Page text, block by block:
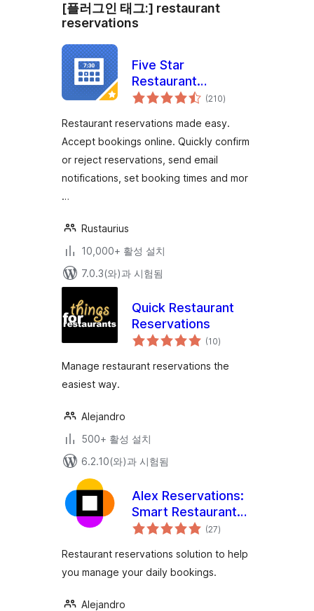
[플러그인 태그:] restaurant
reservations
Five Star
Restaurant
Reservations –
Plugin
(210전
체
점
)
Restaurant reservations made easy.
Accept bookings online. Quickly confirm
or reject reservations, send email
notifications, set booking times and mor
…
Rustaurius
10,000+ 활성 설치
7.0.3(와)과 시험됨
Quick Restaurant
Reservations
(10전
체
점
)
Manage restaurant reservations the
easiest way.
Alejandro
500+ 활성 설치
6.2.10(와)과 시험됨
Alex Reservations:
Smart Restaurant
Booking
(27전
체
점
)
Restaurant reservations solution to help
you manage your daily bookings.
Alejandro